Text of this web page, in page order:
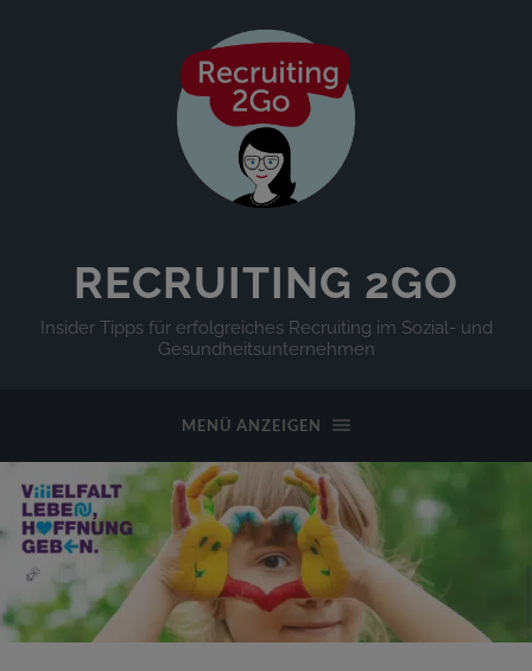
RECRUITING 2GO
Insider Tipps für erfolgreiches Recruiting im Sozial- und
Gesundheitsunternehmen
MENÜ ANZEIGEN